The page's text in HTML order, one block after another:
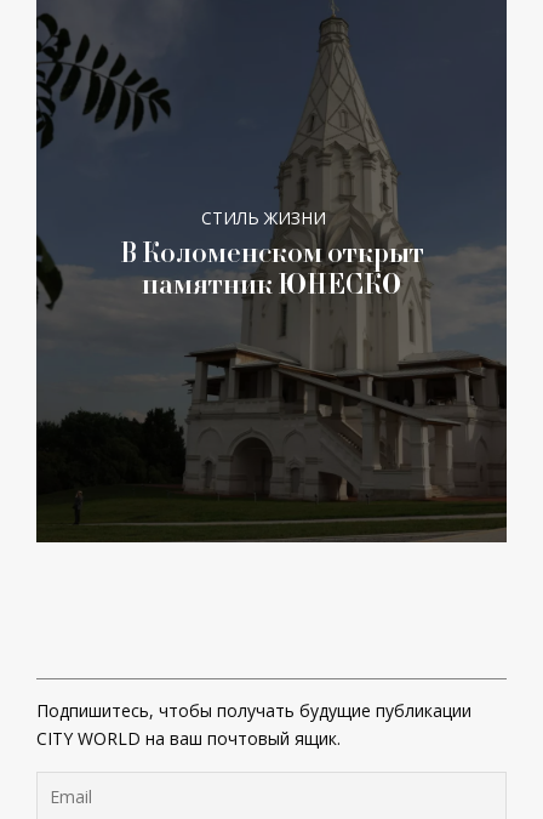
СТИЛЬ ЖИЗНИ
В Коломенском открыт
памятник ЮНЕСКО
Подпишитесь, чтобы получать будущие публикации
CITY WORLD на ваш почтовый ящик.